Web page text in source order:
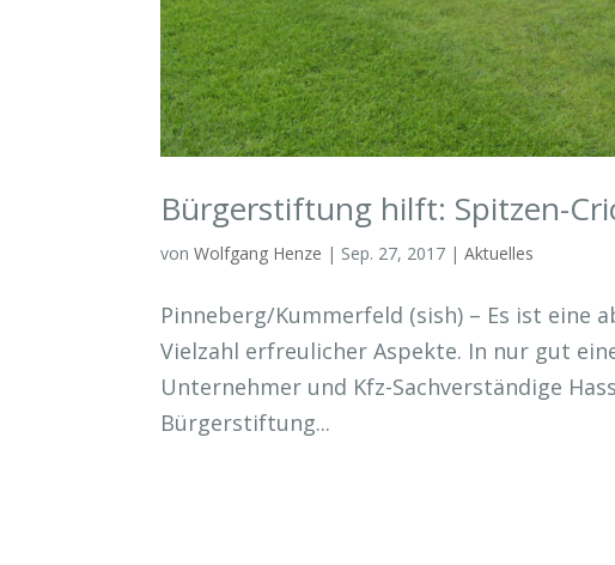
Bürgerstiftung hilft: Spitzen-
vonWolfgang Henze | Sep. 27, 2017 |Aktuelles
Pinneberg/Kummerfeld (sish) – Es ist eine
Vielzahl erfreulicher Aspekte. In nur gut
Unternehmer und Kfz-Sachverständige
Bürgerstiftung...